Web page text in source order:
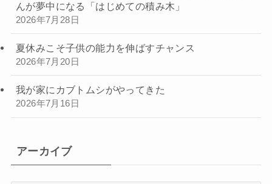
んが夢中になる「はじめての積み木」
2026年7月28日
夏休みこそ子供の能力を伸ばすチャンス
2026年7月20日
我が家にカブトムシがやってきた
2026年7月16日
アーカイブ